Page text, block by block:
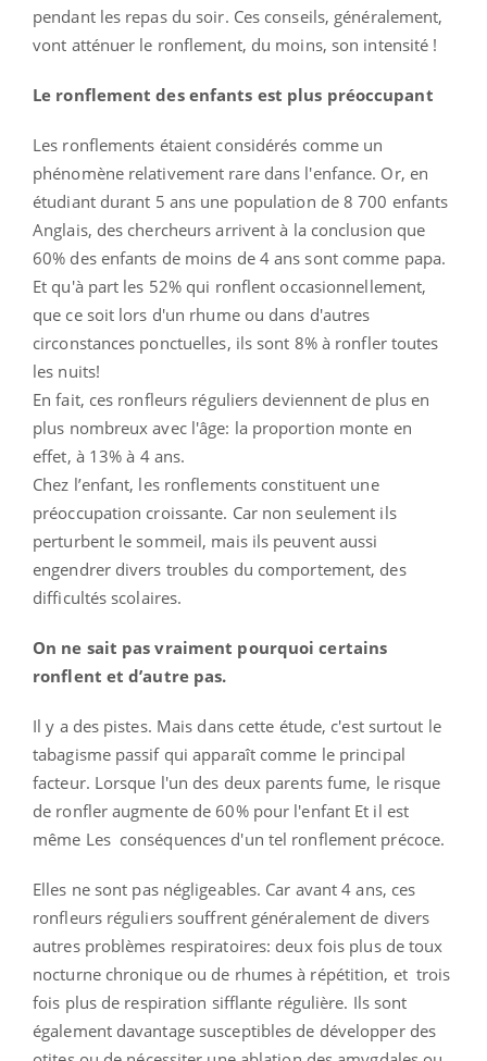
pendant les repas du soir. Ces conseils, généralement,
vont atténuer le ronflement, du moins, son intensité !
Le ronflement des enfants est plus préoccupant
Les ronflements étaient considérés comme un
phénomène relativement rare dans l'enfance. Or, en
étudiant durant 5 ans une population de 8 700 enfants
Anglais, des chercheurs arrivent à la conclusion que
60% des enfants de moins de 4 ans sont comme papa.
Et qu'à part les 52% qui ronflent occasionnellement,
que ce soit lors d'un rhume ou dans d'autres
circonstances ponctuelles, ils sont 8% à ronfler toutes
les nuits!
En fait, ces ronfleurs réguliers deviennent de plus en
plus nombreux avec l'âge: la proportion monte en
effet, à 13% à 4 ans.
Chez l’enfant, les ronflements constituent une
préoccupation croissante. Car non seulement ils
perturbent le sommeil, mais ils peuvent aussi
engendrer divers troubles du comportement, des
difficultés scolaires.
On ne sait pas vraiment pourquoi certains
ronflent et d’autre pas.
Il y a des pistes. Mais dans cette étude, c'est surtout le
tabagisme passif qui apparaît comme le principal
facteur. Lorsque l'un des deux parents fume, le risque
de ronfler augmente de 60% pour l'enfant Et il est
même Les conséquences d'un tel ronflement précoce.
Elles ne sont pas négligeables. Car avant 4 ans, ces
ronfleurs réguliers souffrent généralement de divers
autres problèmes respiratoires: deux fois plus de toux
nocturne chronique ou de rhumes à répétition, et trois
fois plus de respiration sifflante régulière. Ils sont
également davantage susceptibles de développer des